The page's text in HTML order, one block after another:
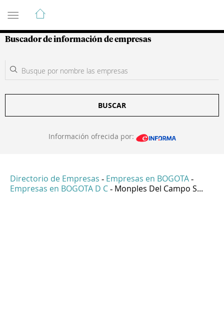
Guía de Empresas Colombianas
Buscador de información de empresas
BUSCAR
Información ofrecida por:
Directorio de Empresas - Empresas en BOGOTA -
Empresas en BOGOTA D C - Monples Del Campo S...